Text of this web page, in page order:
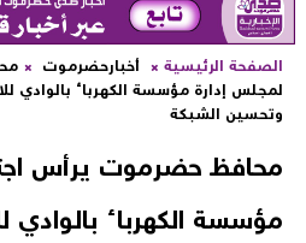
الرئيسية أخبارحضرموت
إدارة مؤسسة الكهرباء بالوادي
الشبكة
حضرموت يرأس
الكهرباء بالوادي